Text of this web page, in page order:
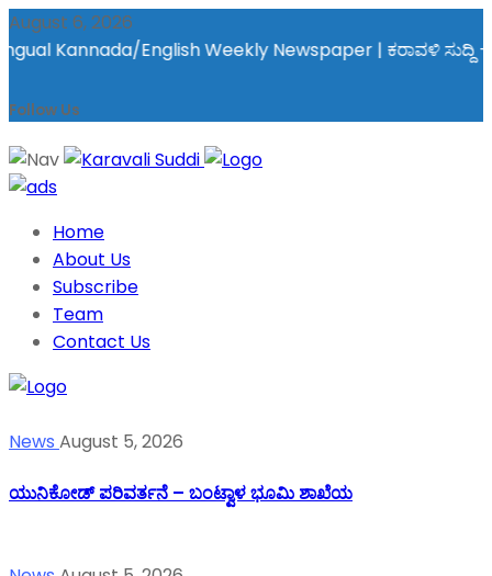
August 6, 2026
Kannada/English Weekly Newspaper | ಕರಾವಳಿ ಸುದ್ದಿ -
Follow Us
Home
About Us
Subscribe
Team
Contact Us
News August 5, 2026
ಯುನಿಕೋಡ್ ಪರಿವರ್ತನೆ – ಬಂಟ್ವಾಳ ಭೂಮಿ ಶಾಖೆಯ